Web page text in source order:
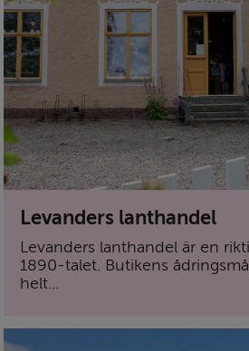
Levanders lanthandel
Levanders lanthandel är en
1890-talet. Butikens
helt...